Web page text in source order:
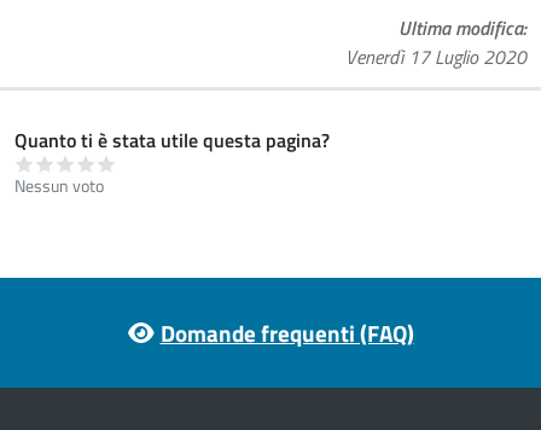
Ultima modifica
Venerdì 17 Luglio 2020
Quanto ti è stata utile questa pagina?
Nessun voto
Domande frequenti (FAQ)